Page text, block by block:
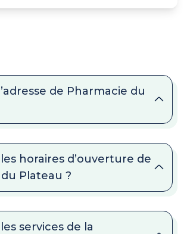
de Pharmacie du
horaires d’ouverture de
Plateau ?
services de la